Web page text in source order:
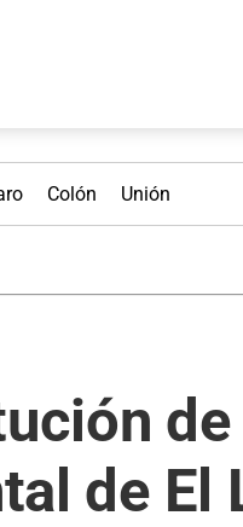
Colón Unión
de El